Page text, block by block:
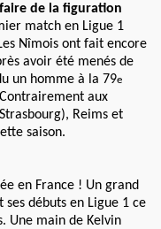
de la figuration
match en Ligue 1
Nîmois ont fait encore
avoir été menés de
un homme à la 79e
aux
Reims et
saison.
en France ! Un grand
débuts en Ligue 1 ce
Une main de Kelvin